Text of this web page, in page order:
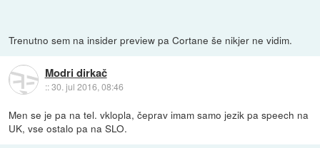
Trenutno sem na insider preview pa Cortane še nikjer ne vidim.
Modri dirkač
::30. jul 2016, 08:46
Men se je pa na tel. vklopla, čeprav imam samo jezik pa speech na
UK, vse ostalo pa na SLO.